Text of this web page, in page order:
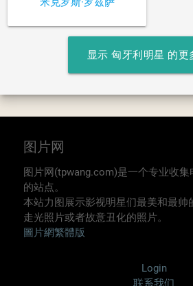
显示 匈牙利明星 的更
图片网
图片网(tpwang.com)是一个专业收
的站点。
本站力图展示影视明星们最美和最帅
走光照片或者故意丑化的照片。
圖片網繁體版
Login
联系我们